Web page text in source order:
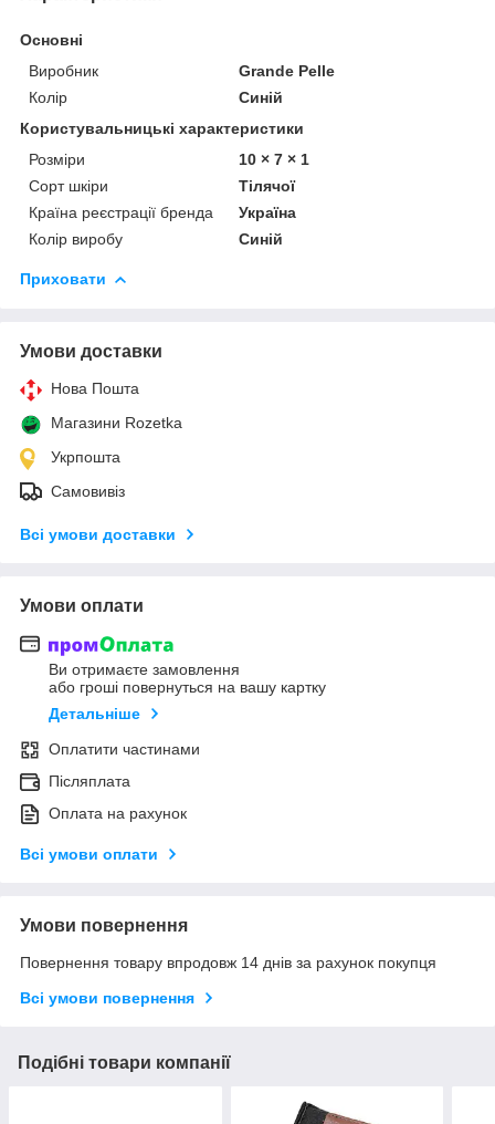
Основні
Виробник
Grande Pelle
Колір
Синій
Користувальницькі характеристики
Розміри
10 × 7 × 1
Сорт шкіри
Тілячої
Країна реєстрації бренда
Україна
Колір виробу
Синій
Приховати
Умови доставки
Нова Пошта
Магазини Rozetka
Укрпошта
Самовивіз
Всі умови доставки
Умови оплати
Ви отримаєте замовлення
або гроші повернуться на вашу картку
Детальніше
Оплатити частинами
Післяплата
Оплата на рахунок
Всі умови оплати
Умови повернення
Повернення товару впродовж 14 днів за рахунок покупця
Всі умови повернення
Подібні товари компанії